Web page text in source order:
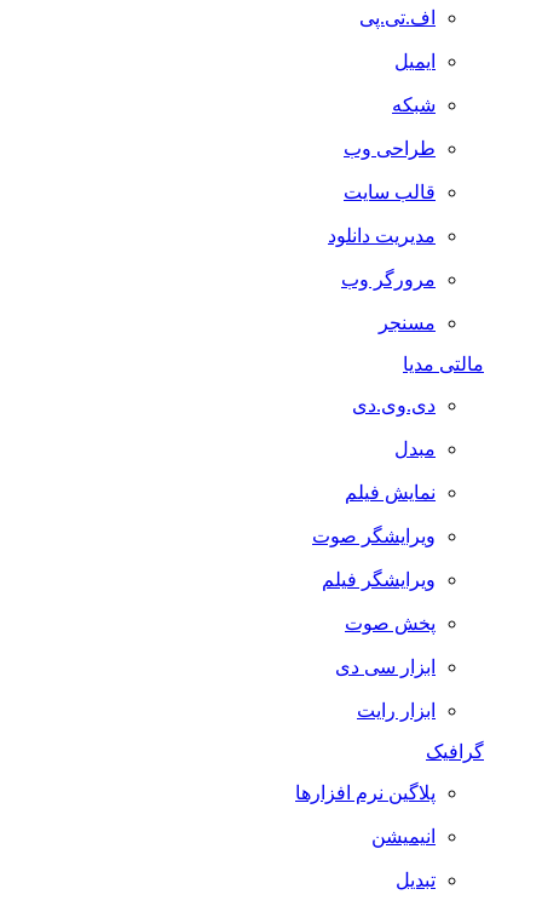
اف.تی.پی
ایمیل
شبکه
طراحی وب
قالب سایت
مدیریت دانلود
مرورگر وب
مسنجر
مالتی مدیا
دی.وی.دی
مبدل
نمایش فیلم
ویرایشگر صوت
ویرایشگر فیلم
پخش صوت
ابزار سی دی
ابزار رایت
گرافیک
پلاگین نرم افزارها
انیمیشن
تبدیل